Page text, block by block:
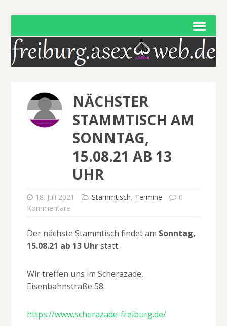
NÄCHSTER
STAMMTISCH AM
SONNTAG,
15.08.21 AB 13
UHR
18. Juli 2021 Stammtisch, Termine
0
Kommentare
Der nächste Stammtisch findet am Sonntag,
15.08.21 ab 13 Uhrstatt.
Wir treffen uns im Scherazade,
Eisenbahnstraße 58.
https://www.scherazade-freiburg.de/